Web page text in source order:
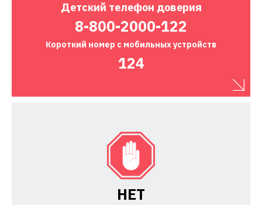
Детский телефон доверия
8-800-2000-122
Короткий номер с мобильных устройств
124
НЕТ